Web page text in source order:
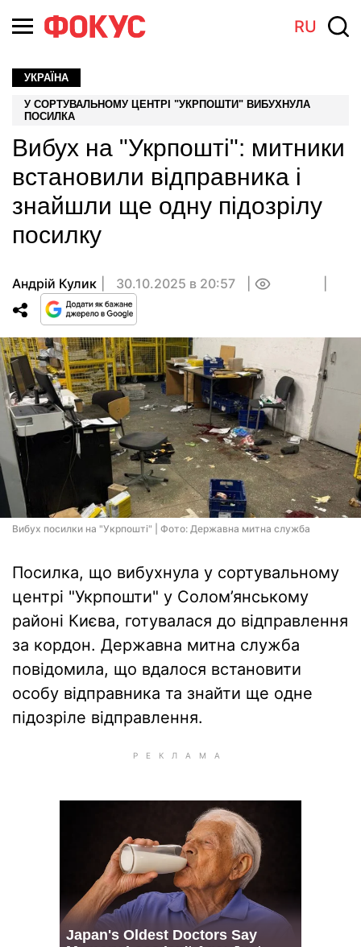
RU
УКРАЇНА
У СОРТУВАЛЬНОМУ ЦЕНТРІ "УКРПОШТИ" ВИБУХНУЛА
ПОСИЛКА
Вибух на "Укрпошті": митники
встановили відправника і
знайшли ще одну підозрілу
посилку
Андрій Кулик 30.10.2025 в 20:57
Вибух посилки на "Укрпошті" | Фото: Державна митна служба
Посилка, що вибухнула у сортувальному
центрі "Укрпошти" у Солом’янському
районі Києва, готувалася до відправлення
за кордон. Державна митна служба
повідомила, що вдалося встановити
особу відправника та знайти ще одне
підозріле відправлення.